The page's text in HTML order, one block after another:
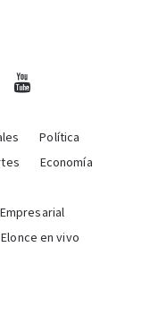
Política
Economía
Elonce en vivo